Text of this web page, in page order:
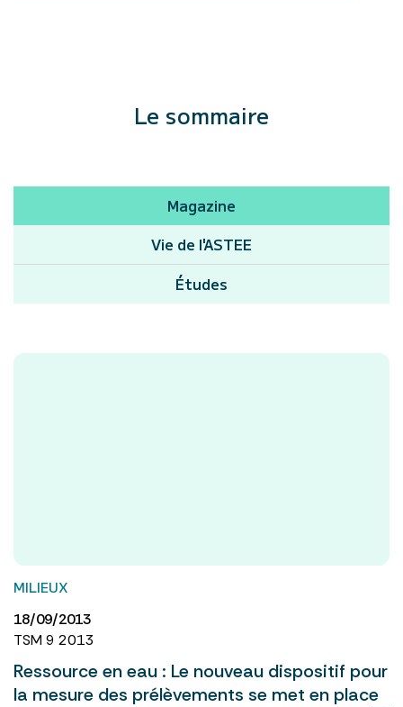
Le sommaire
Magazine
Vie de l'ASTEE
Études
MILIEUX
18/09/2013
TSM 9 2013
Ressource en eau : Le nouveau dispositif pour
la mesure des prélèvements se met en place